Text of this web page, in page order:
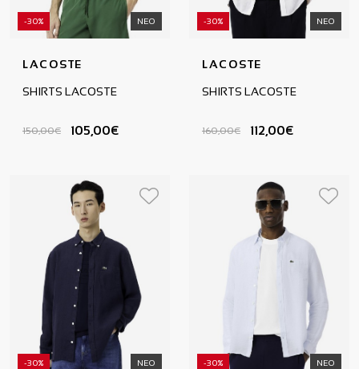
ΝΕΟ
-30%
LACOSTE
SHIRTS LACOSTE
150,00€ 105,00€
ΝΕΟ
-30%
LACOSTE
SHIRTS LACOSTE
160,00€ 112,00€
ΝΕΟ
-30% ΝΕΟ
-30%